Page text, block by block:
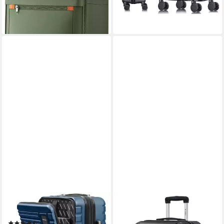
lieferbar - in 5-6 Werktagen bei dir
TRAVELY
Koffer, 4 Rollen